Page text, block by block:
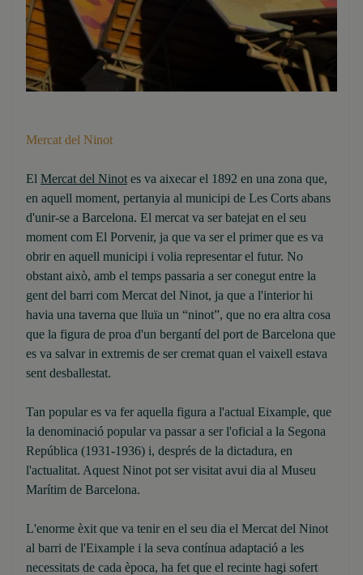
Mercat del Ninot
El Mercat del Ninot es va aixecar el 1892 en una zona que,
en aquell moment, pertanyia al municipi de Les Corts abans
d'unir-se a Barcelona. El mercat va ser batejat en el seu
moment com El Porvenir, ja que va ser el primer que es va
obrir en aquell municipi i volia representar el futur. No
obstant això, amb el temps passaria a ser conegut entre la
gent del barri com Mercat del Ninot, ja que a l'interior hi
havia una taverna que lluïa un “ninot”, que no era altra cosa
que la figura de proa d'un bergantí del port de Barcelona que
es va salvar in extremis de ser cremat quan el vaixell estava
sent desballestat.
Tan popular es va fer aquella figura a l'actual Eixample, que
la denominació popular va passar a ser l'oficial a la Segona
República (1931-1936) i, després de la dictadura, en
l'actualitat. Aquest Ninot pot ser visitat avui dia al Museu
Marítim de Barcelona.
L'enorme èxit que va tenir en el seu dia el Mercat del Ninot
al barri de l'Eixample i la seva contínua adaptació a les
necessitats de cada època, ha fet que el recinte hagi sofert